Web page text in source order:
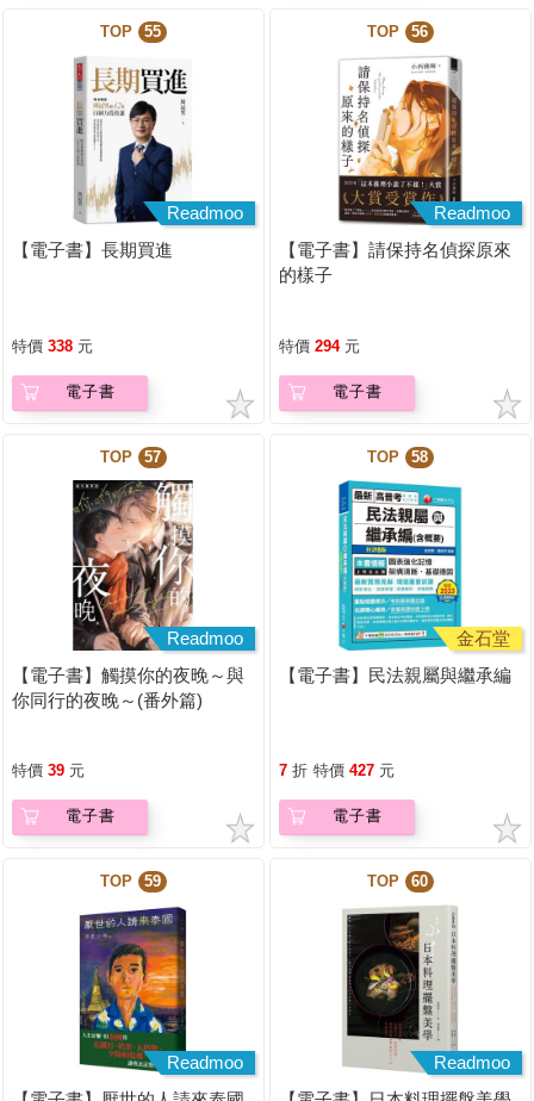
TOP 55
Readmoo
【電子書】長期買進
特價 338 元
電子書
TOP 56
Readmoo
【電子書】請保持名偵探原來
的樣子
特價 294 元
電子書
TOP 57
Readmoo
【電子書】觸摸你的夜晚～與
你同行的夜晚～(番外篇)
特價 39 元
電子書
TOP 58
金石堂
【電子書】民法親屬與繼承編
7 折 特價 427 元
電子書
TOP 59
Readmoo
TOP 60
Readmoo